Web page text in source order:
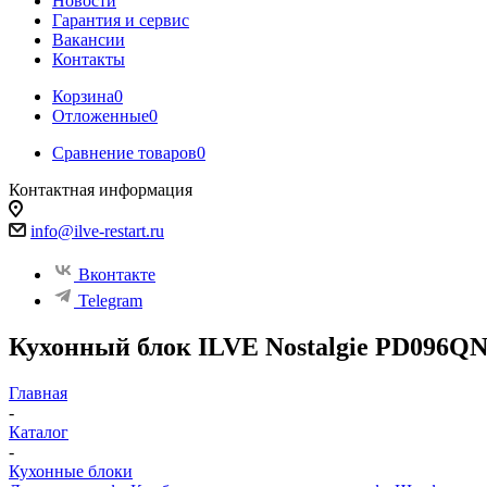
Гарантия и сервис
Вакансии
Контакты
Корзина0
Отложенные0
Сравнение товаров0
Контактная информация
info@ilve-restart.ru
Вконтакте
Telegram
Кухонный блок ILVE Nostalgie
Главная
-
Каталог
-
Кухонные блоки